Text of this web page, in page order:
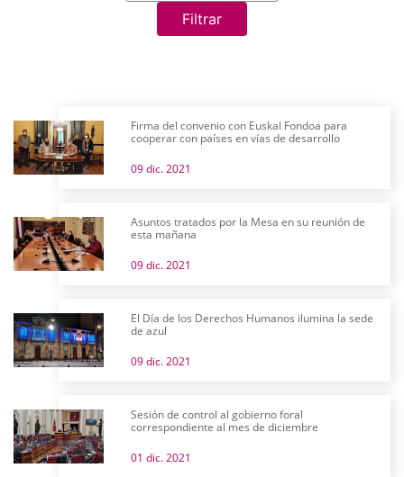
Filtrar
Firma del convenio con Euskal Fondoa para
cooperar con países en vías de desarrollo
09 dic. 2021
Asuntos tratados por la Mesa en su reunión de
esta mañana
09 dic. 2021
El Día de los Derechos Humanos ilumina la sede
de azul
09 dic. 2021
Sesión de control al gobierno foral
correspondiente al mes de diciembre
01 dic. 2021